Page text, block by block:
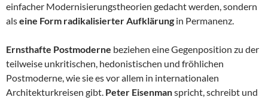
einfacher Modernisierungstheorien gedacht werden, sondern
alseine Form radikalisierter Aufklärung in Permanenz.
Ernsthafte Postmoderne beziehen eine Gegenposition zu der
teilweise unkritischen, hedonistischen und fröhlichen
Postmoderne, wie sie es vor allem in internationalen
Architekturkreisen gibt. Peter Eisenmanspricht, schreibt und